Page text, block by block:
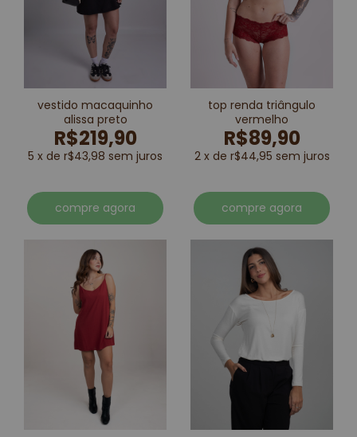
vestido macaquinho
alissa preto
R$219,90
5 x de r$43,98 sem juros
compre agora
top renda triângulo
vermelho
R$89,90
2 x de r$44,95 sem juros
compre agora